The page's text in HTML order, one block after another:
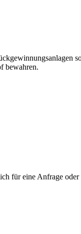
bewahren.
für eine Anfrage